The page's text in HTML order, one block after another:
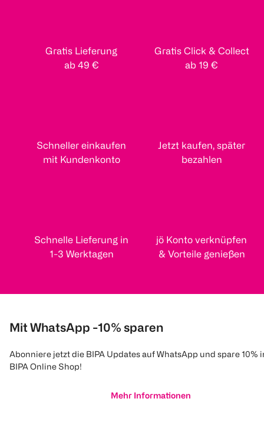
Gratis Lieferung
ab 49 €
Gratis Click & Collect
ab 19 €
Schneller einkaufen
mit Kundenkonto
Jetzt kaufen, später
bezahlen
Schnelle Lieferung in
1-3 Werktagen
jö Konto verknüpfen
& Vorteile genießen
Mit WhatsApp -10% sparen
Abonniere jetzt die BIPA Updates auf WhatsApp und spare 10%
BIPA Online Shop!
Mehr Informationen